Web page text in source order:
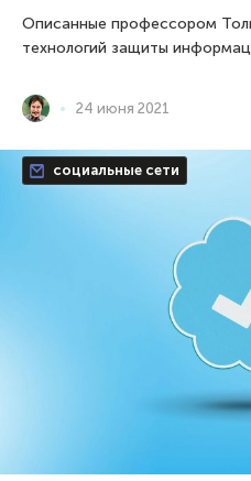
Описанные профессором
технологий защиты
24 июня 2021
социальные сети